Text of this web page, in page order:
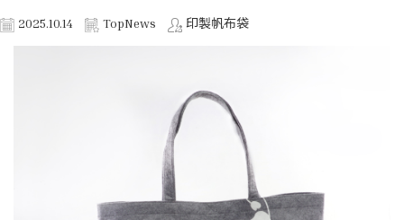
2025.10.14 TopNews 印製帆布袋